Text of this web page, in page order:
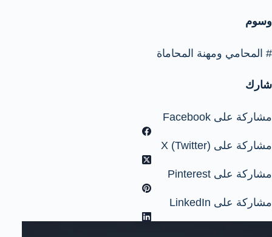
وسوم
# المحامي ومهنة المحاماة
شارك
مشاركة على Facebook
مشاركة على X (Twitter)
مشاركة على Pinterest
مشاركة على LinkedIn